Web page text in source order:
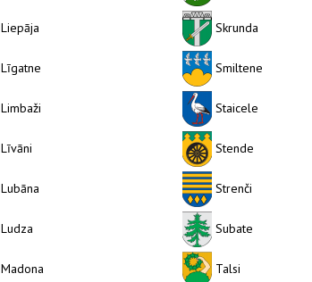
Liepāja
Līgatne
Limbaži
Līvāni
Lubāna
Ludza
Madona
Skrunda
Smiltene
Staicele
Stende
Strenči
Subate
Talsi